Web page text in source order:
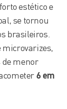
estético e
se tornou
brasileiros.
microvarizes,
de menor
6 em